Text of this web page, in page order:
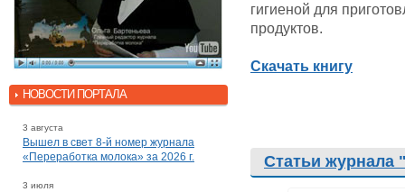
НОВОСТИ ПОРТАЛА
3 августа
Вышел в свет 8-й номер журнала
«Переработка молока» за 2026 г.
3 июля
гигиеной для
продуктов.
Скачать книгу
Статьи журнала